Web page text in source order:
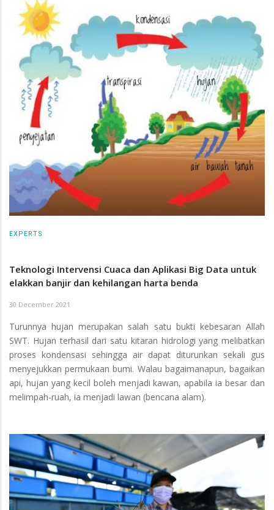
EXPERTS
Teknologi Intervensi Cuaca dan Aplikasi Big Data untuk
elakkan banjir dan kehilangan harta benda
30 December 2021
Turunnya hujan merupakan salah satu bukti kebesaran Allah
SWT. Hujan terhasil dari satu kitaran hidrologi yang melibatkan
proses kondensasi sehingga air dapat diturunkan sekali gus
menyejukkan permukaan bumi. Walau bagaimanapun, bagaikan
api, hujan yang kecil boleh menjadi kawan, apabila ia besar dan
melimpah-ruah, ia menjadi lawan (bencana alam).